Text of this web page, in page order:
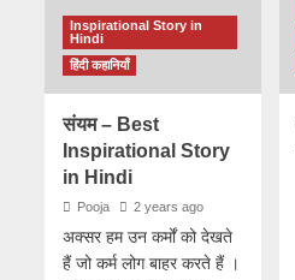
Inspirational Story in
Hindi
हिंदी कहानियाँ
संयम – Best
Inspirational Story
in Hindi
Pooja 2 years ago
अक्सर हम उन कर्मों को देखते
हैं जो कर्म लोग बाहर करते हैं ।